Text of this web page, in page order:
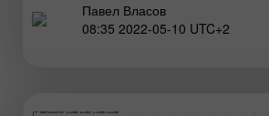
єврозони в завтрашньому дні та
обмежили вчора висхідний
Павел Власов
08:35 2022-05-10 UTC+2